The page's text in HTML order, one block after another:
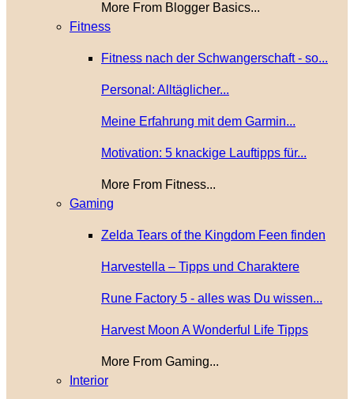
More From Blogger Basics...
Fitness
Fitness nach der Schwangerschaft - so...
Personal: Alltäglicher...
Meine Erfahrung mit dem Garmin...
Motivation: 5 knackige Lauftipps für...
More From Fitness...
Gaming
Zelda Tears of the Kingdom Feen finden
Harvestella – Tipps und Charaktere
Rune Factory 5 - alles was Du wissen...
Harvest Moon A Wonderful Life Tipps
More From Gaming...
Interior